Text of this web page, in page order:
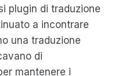
plugin di traduzione
a incontrare
una traduzione
di
mantenere i